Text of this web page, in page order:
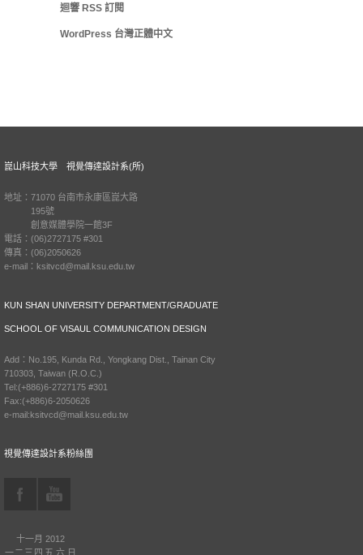
迴響 RSS 訂閱
WordPress 台灣正體中文
崑山科技大學 視覺傳達設計系(所)
地址：71070 台南市永康區崑大路
195號
創意媒體學院一館3F
電話：(06)2727175 #301
傳真：(06)2050626
e-mail：ksitvcd@mail.ksu.edu.tw
KUN SHAN UNIVERSITY DEPARTMENT/GRADUATE
SCHOOL OF VISAUL COMMUNICATION DESIGN
Add：No.195, Kunda Rd., Yongkang Dist., Tainan City
710303, Taiwan (R.O.C.)
Tel:(+886)6-2727175 #301
Fax:(+886)6-2050626
e-mail:ksitvcd@mail.ksu.edu.tw
視覺傳達設計系粉絲團
十一月 2012
一 二 三 四 五 六 日